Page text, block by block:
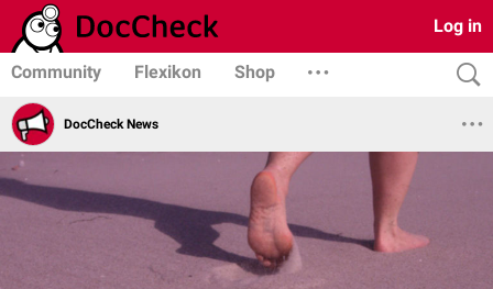
Log in
Community Flexikon Shop
DocCheck News